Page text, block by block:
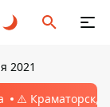
2021
⚠️ Краматорск,